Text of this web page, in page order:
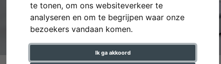
te tonen, om ons websiteverkeer te
analyseren en om te begrijpen waar onze
bezoekers vandaan komen.
Ik ga akkoord